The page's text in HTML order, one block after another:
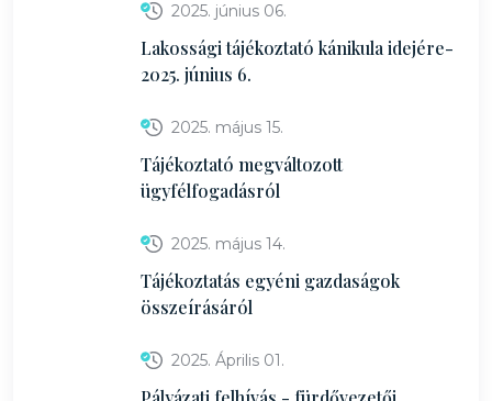
2025. június 06.
Lakossági tájékoztató kánikula idejére-
2025. június 6.
2025. május 15.
Tájékoztató megváltozott
ügyfélfogadásról
2025. május 14.
Tájékoztatás egyéni gazdaságok
összeírásáról
2025. Április 01.